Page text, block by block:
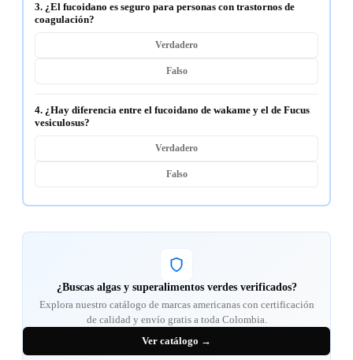
3. ¿El fucoidano es seguro para personas con trastornos de
coagulación?
Verdadero
Falso
4. ¿Hay diferencia entre el fucoidano de wakame y el de Fucus
vesiculosus?
Verdadero
Falso
¿Buscas algas y superalimentos verdes verificados?
Explora nuestro catálogo de marcas americanas con certificación
de calidad y envío gratis a toda Colombia.
Ver catálogo →